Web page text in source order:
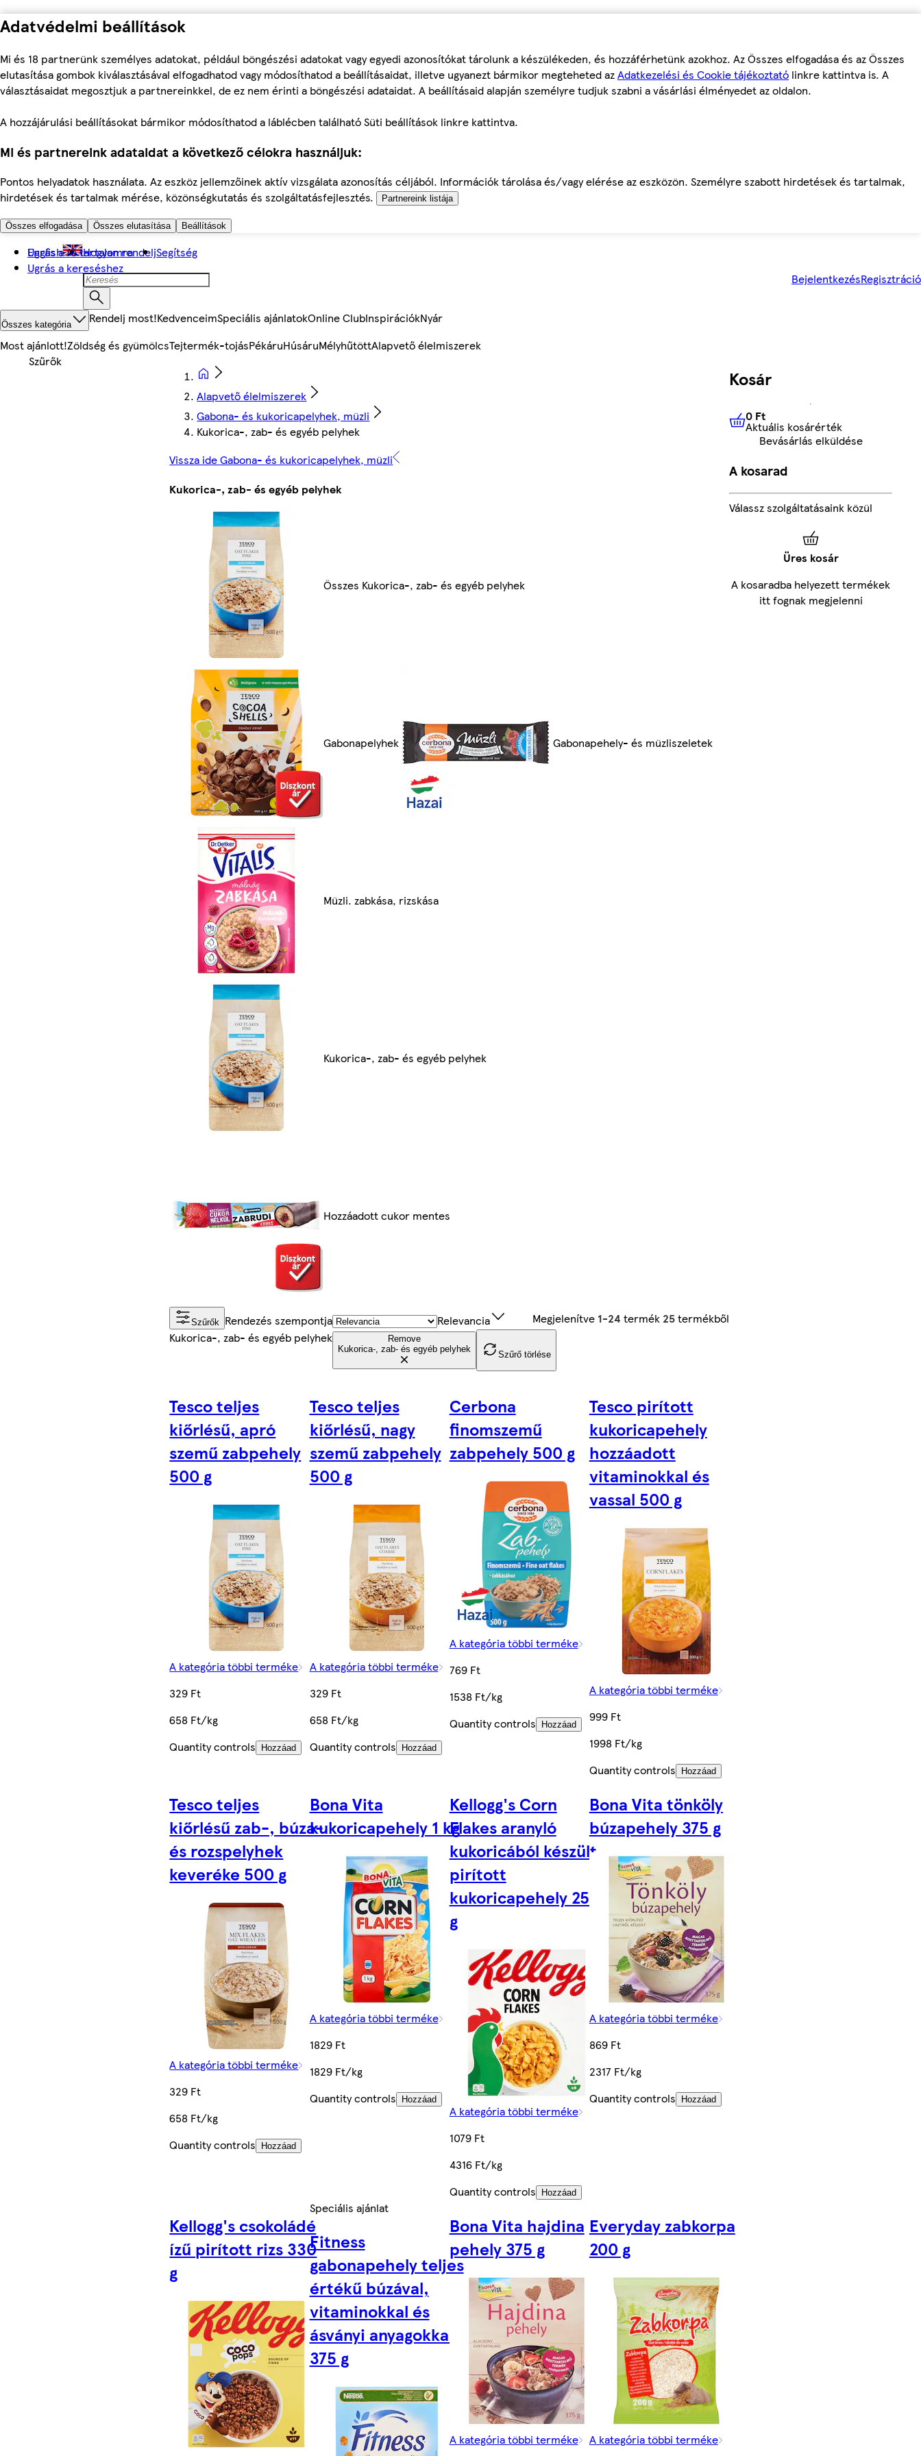
Adatvédelmi beállítások
Mi és 18 partnerünk személyes adatokat, például böngészési adatokat vagy egyedi azonosítókat tárolunk a készülékeden, és hozzáférhetünk azokhoz. Az Összes elfogadása és az Összes
elutasítása gombok kiválasztásával elfogadhatod vagy módosíthatod a beállításaidat, illetve ugyanezt bármikor megteheted azAdatkezelési és Cookie tájékoztató linkre kattintva is. A
választásaidat megosztjuk a partnereinkkel, de ez nem érinti a böngészési adataidat. A beállításaid alapján személyre tudjuk szabni a vásárlási élményedet az oldalon.
A hozzájárulási beállításokat bármikor módosíthatod a láblécben található Süti beállítások linkre kattintva.
Mi és partnereink adataidat a következő célokra használjuk:
Pontos helyadatok használata. Az eszköz jellemzőinek aktív vizsgálata azonosítás céljából. Információk tárolása és/vagy elérése az eszközön. Személyre szabott hirdetések és tartalmak,
hirdetések és tartalmak mérése, közönségkutatás és szolgáltatásfejlesztés.
Partnereink listája
Összes elfogadása Összes elutasítása Beállítások
Ugrás a fő tartalomra
Ugrás a kereséshez
English Hogyan rendeljSegítség
BejelentkezésRegisztráció
Összes kategória Rendelj most!KedvenceimSpeciális ajánlatokOnline ClubInspirációkNyár
Most ajánlott!Zöldség és gyümölcsTejtermék-tojásPékáruHúsáruMélyhűtöttAlapvető élelmiszerek
Alapvető élelmiszerek
Gabona- és kukoricapelyhek, müzli
Kukorica-, zab- és egyéb pelyhek
Vissza ide Gabona- és kukoricapelyhek, müzli
Kukorica-, zab- és egyéb pelyhek
Összes Kukorica-, zab- és egyéb pelyhek
Gabonapelyhek Gabonapehely- és müzliszeletek
Müzli. zabkása, rizskása
Kukorica-, zab- és egyéb pelyhek
Hozzáadott cukor mentes
Szűrők Rendezés szempontja Relevancia Megjelenítve 1-24 termék 25termékből
Kukorica-, zab- és egyéb pelyhek
Remove
Kukorica-, zab- és egyéb pelyhek
Szűrő törlése
Tesco teljes
kiőrlésű, apró
szemű zabpehely
500 g
A kategória többi terméke
329 Ft
658 Ft/kg
Quantity controls
Hozzáad
Tesco teljes
kiőrlésű, nagy
szemű zabpehely
500 g
A kategória többi terméke
329 Ft
658 Ft/kg
Quantity controls
Hozzáad
Cerbona
finomszemű
zabpehely 500 g
A kategória többi terméke
769 Ft
1538 Ft/kg
Quantity controls
Hozzáad
Tesco pirított
kukoricapehely
hozzáadott
vitaminokkal és
vassal 500 g
A kategória többi terméke
999 Ft
1998 Ft/kg
Quantity controls
Hozzáad
Tesco teljes
kiőrlésű zab-, búza-
és rozspelyhek
keveréke 500 g
A kategória többi terméke
329 Ft
658 Ft/kg
Quantity controls
Hozzáad
Bona Vita
kukoricapehely 1 kg
A kategória többi terméke
1829 Ft
1829 Ft/kg
Quantity controls
Hozzáad
Kellogg's Corn
Flakes aranyló
kukoricából készült
pirított
kukoricapehely 250
g
A kategória többi terméke
1079 Ft
4316 Ft/kg
Quantity controls
Hozzáad
Bona Vita tönköly
búzapehely 375 g
A kategória többi terméke
869 Ft
2317 Ft/kg
Quantity controls
Hozzáad
Kellogg's csokoládé
ízű pirított rizs 330
g
Speciális ajánlat
Fitness
gabonapehely teljes
értékű búzával,
vitaminokkal és
ásványi anyagokkal
375 g
Bona Vita hajdina
pehely 375 g
A kategória többi terméke
Everyday zabkorpa
200 g
A kategória többi terméke
Kosár
0 FtAktuális kosárérték
0 Ft
Aktuális kosárérték
Bevásárlás elküldése
A kosarad
Válassz szolgáltatásaink közül
Üres kosár
A kosaradba helyezett termékek
itt fognak megjelenni